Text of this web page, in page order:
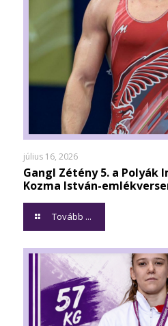
július 16, 2026
Gangl Zétény 5. a Polyák
Kozma István-
Tovább ...